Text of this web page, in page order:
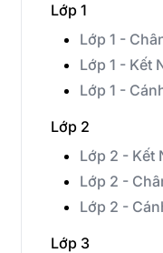
Lớp 1
Lớp 1 -
Lớp 1 - Kết
Lớp 1 -
Lớp 2
Lớp 2 - Kết
Lớp 2 -
Lớp 2 -
Lớp 3